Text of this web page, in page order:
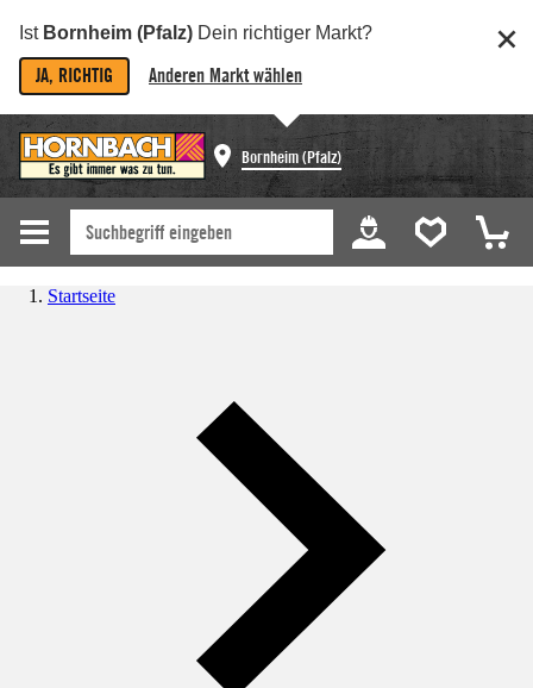
Ist Bornheim (Pfalz) Dein richtiger Markt?
JA, RICHTIG Anderen Markt wählen
Bornheim (Pfalz)
Startseite